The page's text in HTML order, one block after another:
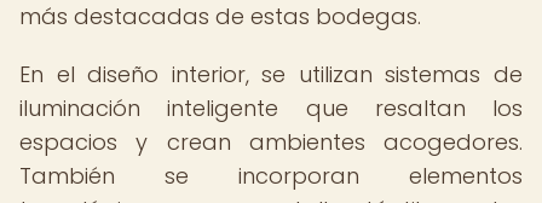
más destacadas de estas bodegas.
En el diseño interior, se utilizan sistemas de
iluminación inteligente que resaltan los
espacios y crean ambientes acogedores.
También se incorporan elementos